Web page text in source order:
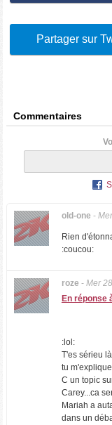
Partager sur
Commentaires
old-one -
Rien
:coucou:
roze - Mer
En réponse
:lol:
T'es sérieu
tu
C un topic
Carey...ca
Mariah a
dans un